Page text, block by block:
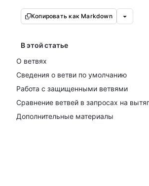
Копировать как Markdown
В этой статье
О ветвях
Сведения о ветви по умолчанию
Работа с защищенными ветвями
Сравнение ветвей в запросах на
Дополнительные материалы